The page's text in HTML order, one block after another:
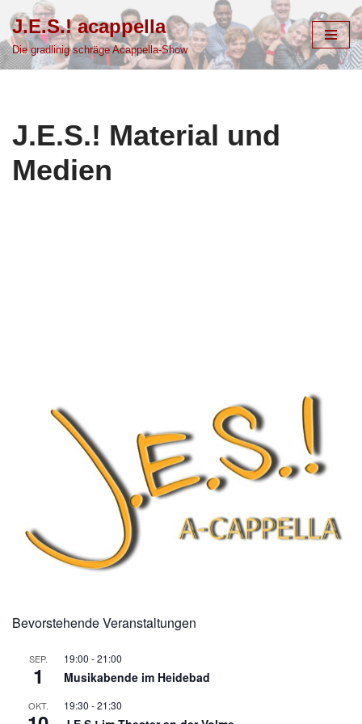
Zum
Inhalt
J.E.S.! acappella
Die gradlinig schräge Acappella-Show
J.E.S.! Material und
Medien
Bevorstehende Veranstaltungen
SEP.
1
19:00 -21:00
Musikabende im Heidebad
OKT. 19:30 -21:30